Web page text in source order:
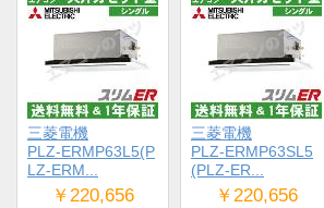
三菱電機
PLZ-ERMP63L5(P
LZ-ERM...
￥220,656
三菱電機
PLZ-ERMP63SL5
(PLZ-ER...
￥220,656